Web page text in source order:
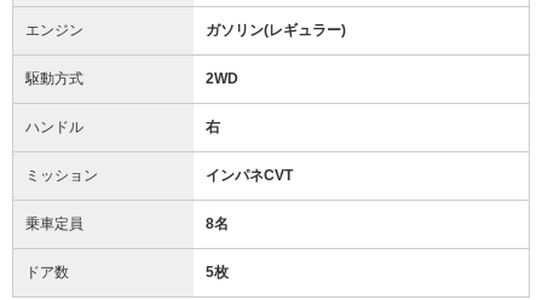
エンジン ガソリン(レギュラー)
駆動方式 2WD
ハンドル 右
ミッション インパネCVT
乗車定員 8名
ドア数 5枚